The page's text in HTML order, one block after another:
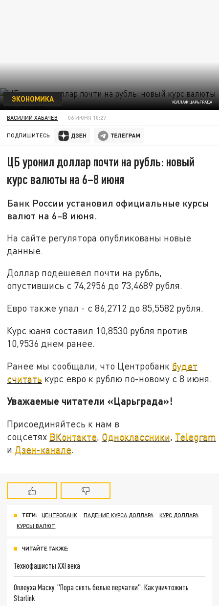
КОЛЛАЖ ЦАРЬГРАДА
ЭКОНОМИКА
ВАСИЛИЙ ХАБАЧЕВ 06 ИЮНЯ 10:27
ПОДПИШИТЕСЬ:
ЦБ уронил доллар почти на рубль: новый
курс валюты на 6–8 июня
Банк России установил официальные курсы
валют на 6–8 июня.
На сайте регулятора опубликованы новые
данные.
Доллар подешевел почти на рубль,
опустившись с 74,2956 до 73,4689 рубля.
Евро также упал - с 86,2712 до 85,5582 рубля.
Курс юаня составил 10,8530 рубля против
10,9536 днем ранее.
Ранее мы сообщали, что Центробанк будет
считать курс евро к рублю по-новому с 8 июня.
Уважаемые читатели «Царьграда»!
Присоединяйтесь к нам в
соцсетях ВКонтакте, Одноклассники, Telegram
и Дзен-канале.
ТЕГИ: ЦЕНТРОБАНК ПАДЕНИЕ КУРСА ДОЛЛАРА
КУРС ДОЛЛАРА
КУРСЫ ВАЛЮТ
ЧИТАЙТЕ ТАКЖЕ:
Технофашисты XXI века
Оплеуха Маску. "Пора снять белые перчатки": Как уничтожить
Starlink